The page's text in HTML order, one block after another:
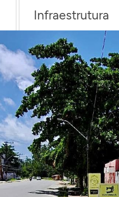
Infraestrutura